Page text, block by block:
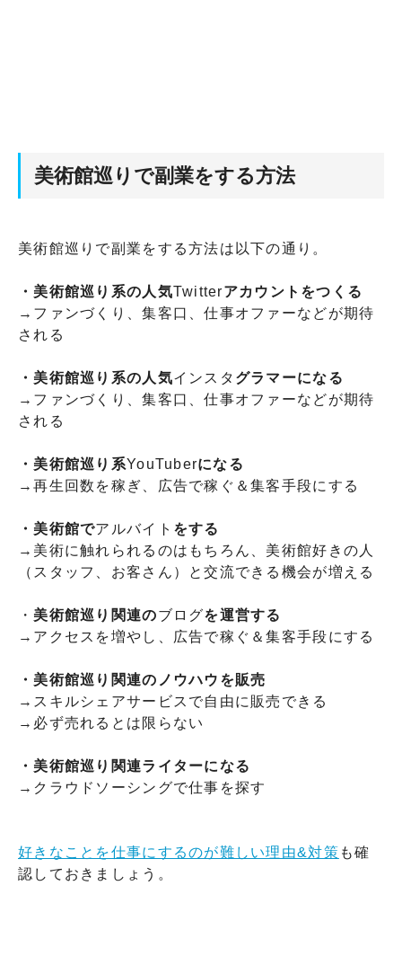
美術館巡りで副業をする方法
美術館巡りで副業をする方法は以下の通り。
・美術館巡り系の人気Twitterアカウントをつくる
→ファンづくり、集客口、仕事オファーなどが期待
される
・美術館巡り系の人気インスタ グラマーになる
→ファンづくり、集客口、仕事オファーなどが期待
される
・美術館巡り系YouTuberになる
→再生回数を稼ぎ、広告で稼ぐ＆集客手段にする
・美術館でアルバイト をする
→美術に触れられるのはもちろん、美術館好きの人
（スタッフ、お客さん）と交流できる機会が増える
・ 美術館巡り関連のブログを運営する
→アクセスを増やし、広告で稼ぐ＆集客手段にする
・美術館巡り関連のノウハウを販売
→スキルシェアサービスで自由に販売できる
→必ず売れるとは限らない
・美術館巡り関連ライターになる
→クラウドソーシングで仕事を探す
好きなことを仕事にするのが難しい理由&対策 も確
認しておきましょう。